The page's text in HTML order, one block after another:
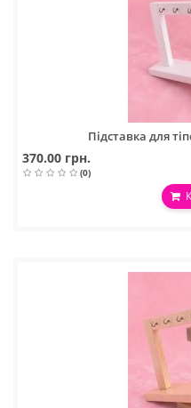
Підставка для
370.00 грн.
(0)